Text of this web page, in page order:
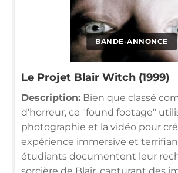
BANDE-ANNONCE
Le Projet Blair Witch (1999)
Description: Bien que classé
d'horreur, ce "found footage"
photographie et la vidéo pour
expérience immersive et
étudiants documentent leur
sorcière de Blair, capturant des